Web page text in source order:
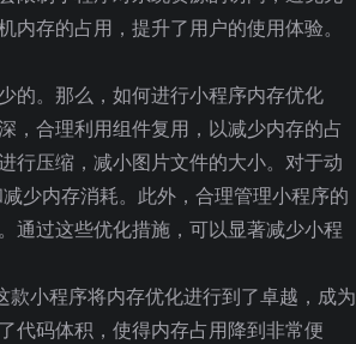
存的占用，提升了用户的使用体验。
的。那么，如何进行小程序内存优化
，合理利用组件复用，以减少内存的占
行压缩，减小图片文件的大小。对于动
少内存消耗。此外，合理管理小程序的
通过这些优化措施，可以显著减少小程
小程序将内存优化进行到了卓越，成为
代码体积，使得内存占用降到非常便